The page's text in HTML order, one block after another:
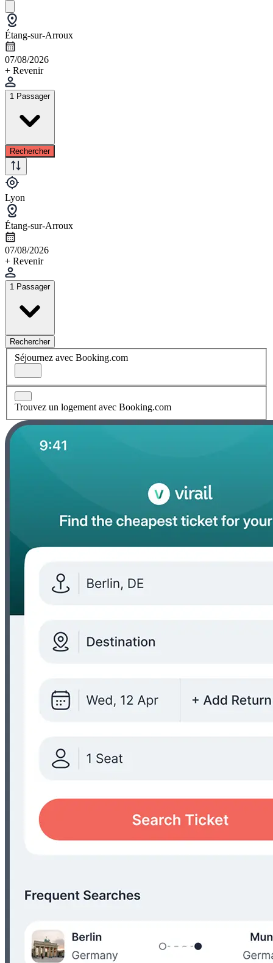
Étang-sur-Arroux
07/08/2026
+ Revenir
1 Passager
Rechercher
Lyon
Étang-sur-Arroux
07/08/2026
+ Revenir
1 Passager
Rechercher
Séjournez avec Booking.com
Trouvez un logement avec Booking.com